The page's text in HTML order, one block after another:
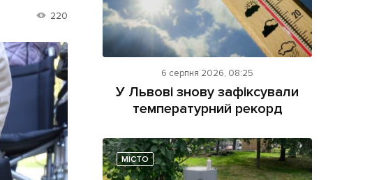
220
6 серпня 2026, 08:25
У Львові знову зафіксували
температурний рекорд
МІСТО